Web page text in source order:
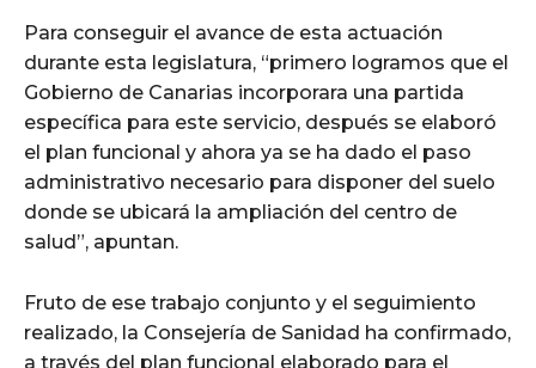
Para conseguir el avance de esta actuación
durante esta legislatura, “primero logramos que el
Gobierno de Canarias incorporara una partida
específica para este servicio, después se elaboró
el plan funcional y ahora ya se ha dado el paso
administrativo necesario para disponer del suelo
donde se ubicará la ampliación del centro de
salud”, apuntan.
Fruto de ese trabajo conjunto y el seguimiento
realizado, la Consejería de Sanidad ha confirmado,
a través del plan funcional elaborado para el